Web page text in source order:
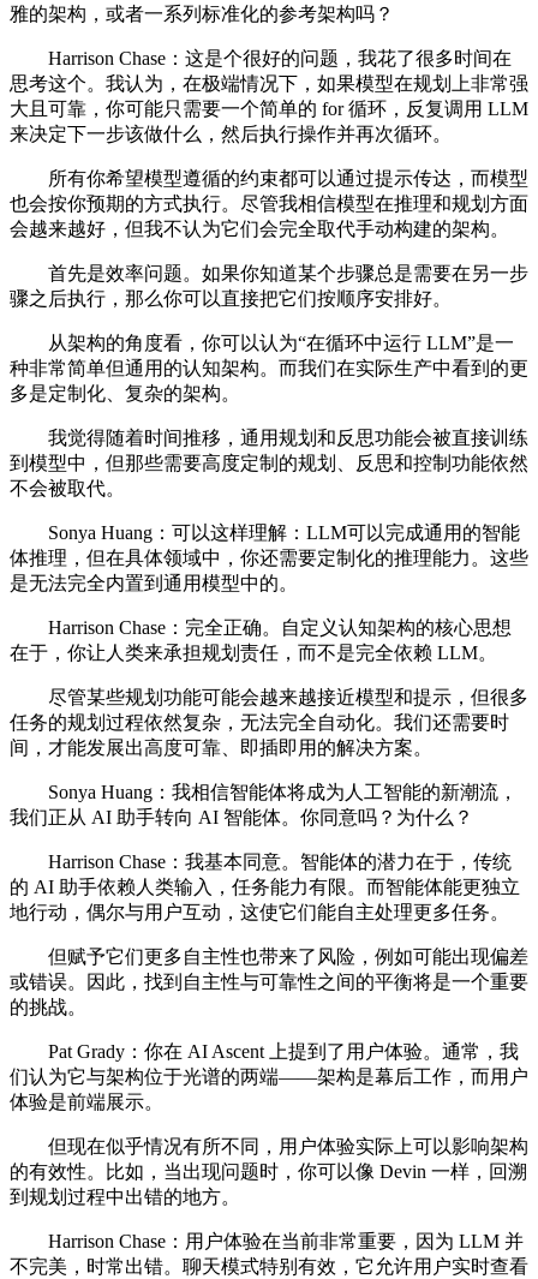
雅的架构，或者一系列标准化的参考架构吗？
Harrison Chase：这是个很好的问题，我花了很多时间在
思考这个。我认为，在极端情况下，如果模型在规划上非常强
大且可靠，你可能只需要一个简单的 for 循环，反复调用 LLM
来决定下一步该做什么，然后执行操作并再次循环。
所有你希望模型遵循的约束都可以通过提示传达，而模型
也会按你预期的方式执行。尽管我相信模型在推理和规划方面
会越来越好，但我不认为它们会完全取代手动构建的架构。
首先是效率问题。如果你知道某个步骤总是需要在另一步
骤之后执行，那么你可以直接把它们按顺序安排好。
从架构的角度看，你可以认为“在循环中运行 LLM”是一
种非常简单但通用的认知架构。而我们在实际生产中看到的更
多是定制化、复杂的架构。
我觉得随着时间推移，通用规划和反思功能会被直接训练
到模型中，但那些需要高度定制的规划、反思和控制功能依然
不会被取代。
Sonya Huang：可以这样理解：LLM可以完成通用的智能
体推理，但在具体领域中，你还需要定制化的推理能力。这些
是无法完全内置到通用模型中的。
Harrison Chase：完全正确。自定义认知架构的核心思想
在于，你让人类来承担规划责任，而不是完全依赖 LLM。
尽管某些规划功能可能会越来越接近模型和提示，但很多
任务的规划过程依然复杂，无法完全自动化。我们还需要时
间，才能发展出高度可靠、即插即用的解决方案。
Sonya Huang：我相信智能体将成为人工智能的新潮流，
我们正从 AI 助手转向 AI 智能体。你同意吗？为什么？
Harrison Chase：我基本同意。智能体的潜力在于，传统
的 AI 助手依赖人类输入，任务能力有限。而智能体能更独立
地行动，偶尔与用户互动，这使它们能自主处理更多任务。
但赋予它们更多自主性也带来了风险，例如可能出现偏差
或错误。因此，找到自主性与可靠性之间的平衡将是一个重要
的挑战。
Pat Grady：你在 AI Ascent 上提到了用户体验。通常，我
们认为它与架构位于光谱的两端——架构是幕后工作，而用户
体验是前端展示。
但现在似乎情况有所不同，用户体验实际上可以影响架构
的有效性。比如，当出现问题时，你可以像 Devin 一样，回溯
到规划过程中出错的地方。
Harrison Chase：用户体验在当前非常重要，因为 LLM 并
不完美，时常出错。聊天模式特别有效，它允许用户实时查看